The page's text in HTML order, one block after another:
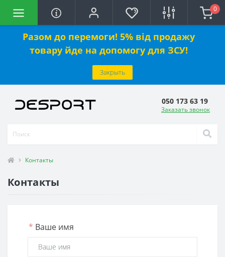
Разом до перемоги! 5% від продажу
товару йде на допомогу для ЗСУ!
Закрыть
0
050 173 63 19
Заказать звонок
Контакты
Контакты
* Ваше имя